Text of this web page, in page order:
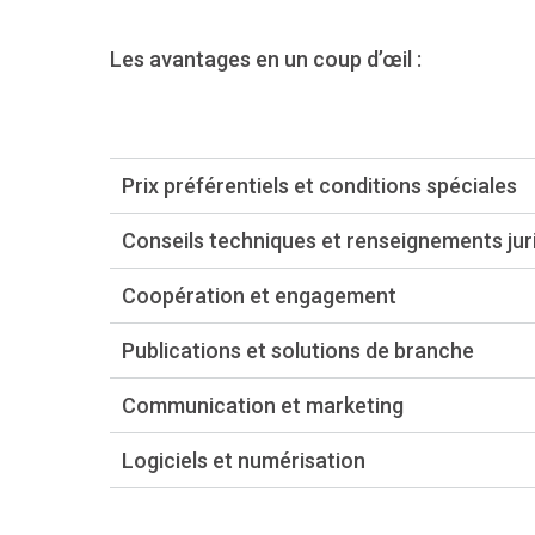
Les avantages en un coup d’œil :
Prix préférentiels et conditions spéciales
Conseils techniques et renseignements
Coopération et engagement
Publications et solutions de branche
Communication et marketing
Logiciels et numérisation